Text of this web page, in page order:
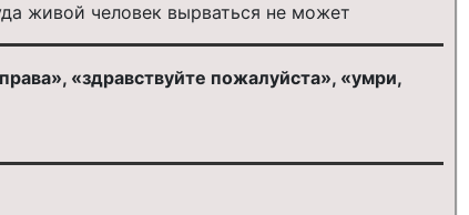
живой человек вырваться не может
«здравствуйте пожалуйста», «умри,